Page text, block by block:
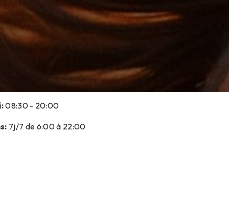
08:30 - 20:00
7j/7 de 6:00 à 22:00